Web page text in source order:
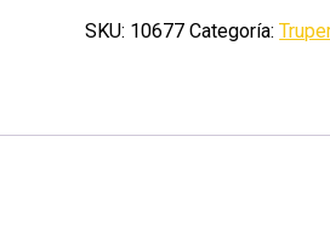
collarin
SKU: 10677 Categoría: